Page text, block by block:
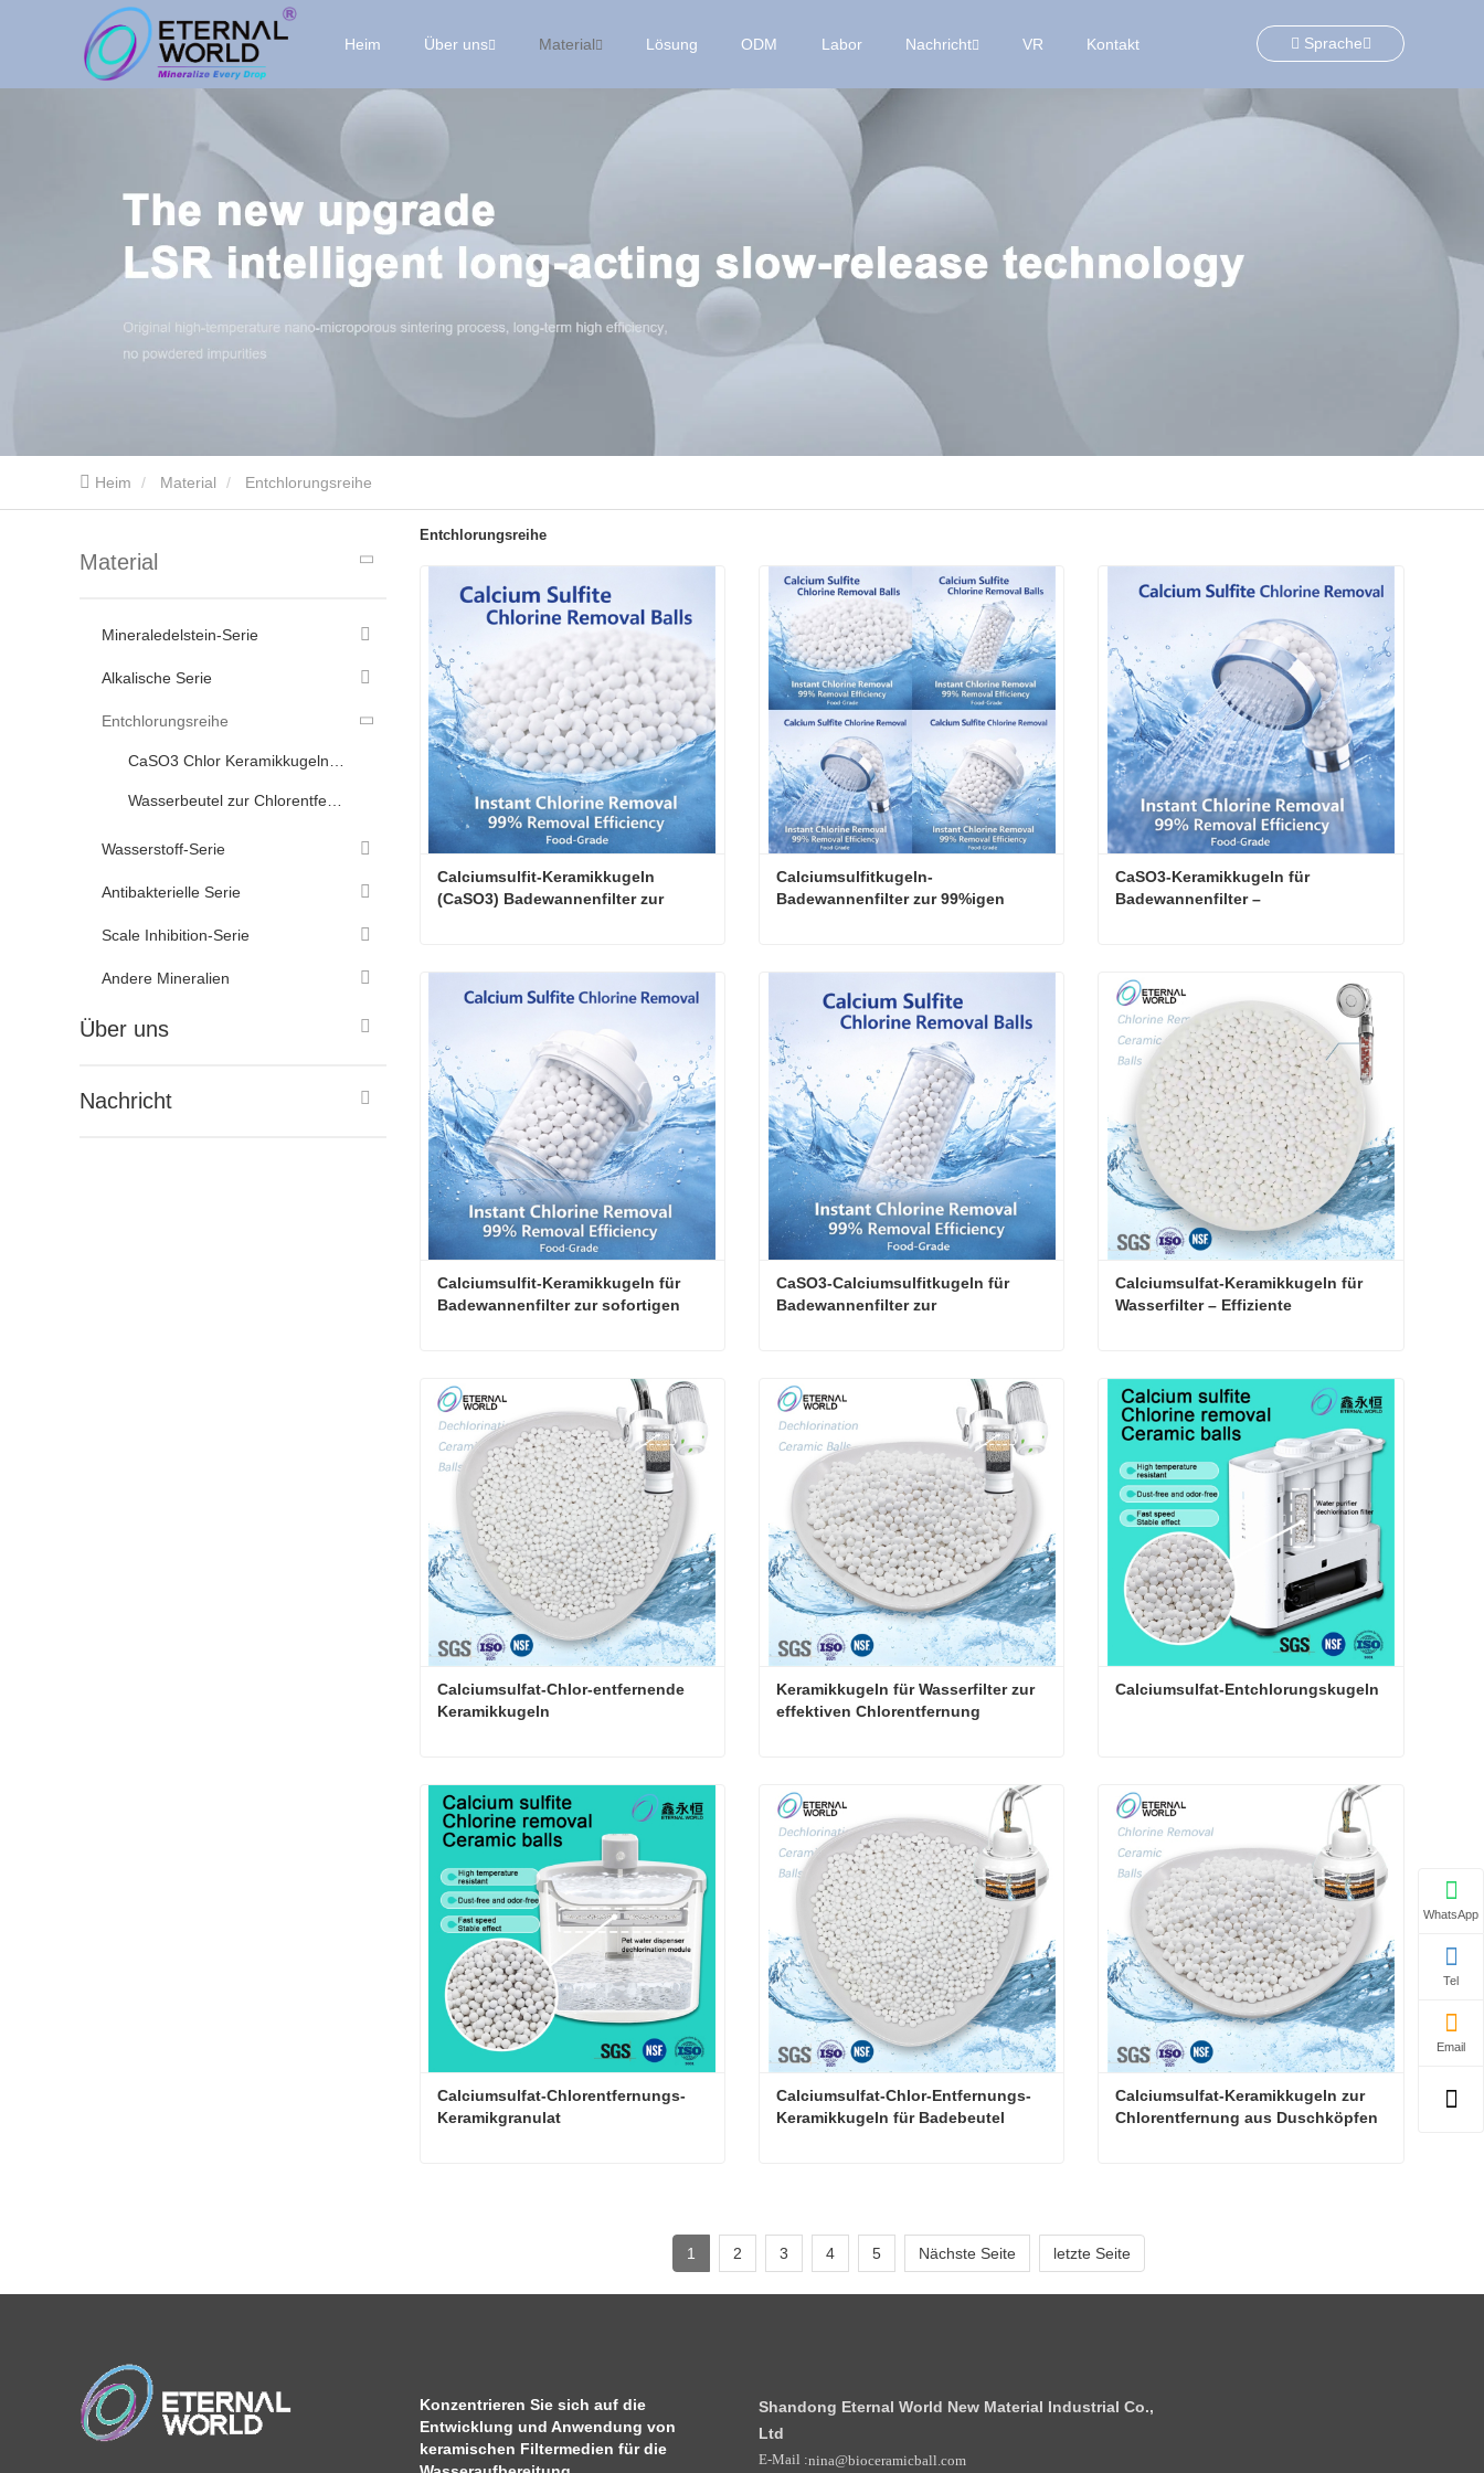
Heim Über uns Material Lösung ODM Labor Nachricht VR Kontakt Sprache
WhatsApp
Tel
Email
Heim Material Entchlorungsreihe
Material
Mineraledelstein-Serie
Alkalische Serie
Entchlorungsreihe
Wasserstoff-Serie
Antibakterielle Serie
Scale Inhibition-Serie
Andere Mineralien
Über uns
Nachricht
Entchlorungsreihe
Calciumsulfit-Keramikkugeln
(CaSO3) Badewannenfilter zur
Calciumsulfit-Keramikkugeln (CaSO3) Badewannenfilter zur Chlorentfernung und Entchlorung
Kontaktieren Sie mich jetzt
Calciumsulfitkugeln-
Badewannenfilter zur 99%igen
Calciumsulfitkugeln-Badewannenfilter zur 99%igen Chlorentfernung und Wasserentchlorung
Kontaktieren Sie mich jetzt
CaSO3-Keramikkugeln für
Badewannenfilter –
Kontaktieren Sie mich jetzt
Calciumsulfit-Keramikkugeln für
Badewannenfilter zur sofortigen
Kontaktieren Sie mich jetzt
CaSO3-Calciumsulfitkugeln für
Badewannenfilter zur
Kontaktieren Sie mich jetzt
Calciumsulfat-Keramikkugeln für
Wasserfilter – Effiziente
Calciumsulfat-Keramikkugeln für Wasserfilter – Effiziente Chlorentfernung
Kontaktieren Sie mich jetzt
Calciumsulfat-Chlor-entfernende
Keramikkugeln
Calciumsulfat-Chlor-entfernende Keramikkugeln
Kontaktieren Sie mich jetzt
Keramikkugeln für Wasserfilter zur
effektiven Chlorentfernung
Keramikkugeln für Wasserfilter zur effektiven Chlorentfernung
Kontaktieren Sie mich jetzt
Calciumsulfat-Entchlorungskugeln
Calciumsulfat-Entchlorungskugeln
Kontaktieren Sie mich jetzt
Calciumsulfat-Chlorentfernungs-
Keramikgranulat
Calciumsulfat-Chlor-Entfernungs-
Keramikkugeln für Badebeutel
Calciumsulfat-Keramikkugeln zur
Chlorentfernung aus Duschköpfen
1
2 3 4 5 Nächste Seite letzte Seite
Konzentrieren Sie sich auf die
Entwicklung und Anwendung von
keramischen Filtermedien für die
Shandong Eternal World New Material Industrial Co.,
Ltd
E-Mail :nina@bioceramicball.com